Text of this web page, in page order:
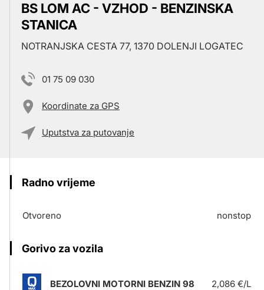
BS LOM AC - VZHOD - BENZINSKA
STANICA
NOTRANJSKA CESTA 77, 1370 DOLENJI LOGATEC
01 75 09 030
Koordinate za GPS
Uputstva za putovanje
Radno vrijeme
Otvoreno nonstop
Gorivo za vozila
BEZOLOVNI MOTORNI BENZIN 98
2,086 €/L